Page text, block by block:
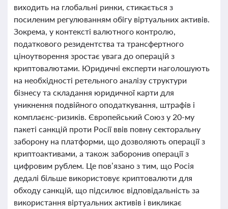
виходить на глобальні ринки, стикається з
посиленим регулюванням обігу віртуальних активів.
Зокрема, у контексті валютного контролю,
податкового резидентства та трансфертного
ціноутворення зростає увага до операцій з
криптовалютами. Юридичні експерти наголошують
на необхідності ретельного аналізу структури
бізнесу та складання юридичної карти для
уникнення подвійного оподаткування, штрафів і
комплаєнс-ризиків. Європейський Союз у 20-му
пакеті санкцій проти Росії ввів повну секторальну
заборону на платформи, що дозволяють операції з
криптоактивами, а також заборонив операції з
цифровим рублем. Це пов’язано з тим, що Росія
дедалі більше використовує криптовалюти для
обходу санкцій, що підсилює відповідальність за
використання віртуальних активів і викликає